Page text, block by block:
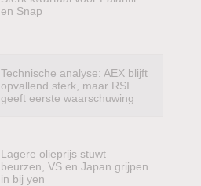
en Snap
Technische analyse: AEX blijft
opvallend sterk, maar RSI
geeft eerste waarschuwing
Lagere olieprijs stuwt
beurzen, VS en Japan grijpen
in bij yen